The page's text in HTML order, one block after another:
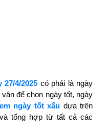
27/4/2025 có phải là ngày
để chọn ngày tốt, ngày
ngày tốt xấu dựa trên
tổng hợp từ tất cả các